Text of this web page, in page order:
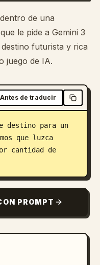
de una
le pide a Gemini 3
futurista y rica
juego de IA.
Antes de traducir
destino para un
que luzca
cantidad de
PROMPT